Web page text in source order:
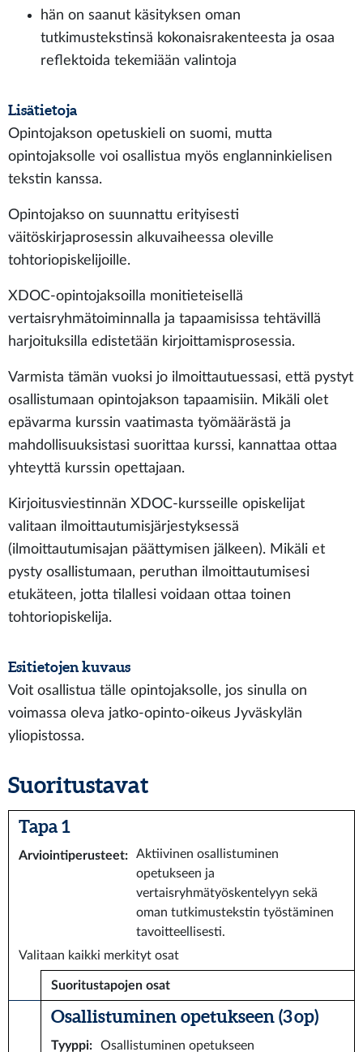
hän on saanut käsityksen oman
tutkimustekstinsä kokonaisrakenteesta ja osaa
reflektoida tekemiään valintoja
Lisätietoja
Opintojakson opetuskieli on suomi, mutta
opintojaksolle voi osallistua myös englanninkielisen
tekstin kanssa.
Opintojakso on suunnattu erityisesti
väitöskirjaprosessin alkuvaiheessa oleville
tohtoriopiskelijoille.
XDOC-opintojaksoilla monitieteisellä
vertaisryhmätoiminnalla ja tapaamisissa tehtävillä
harjoituksilla edistetään kirjoittamisprosessia.
Varmista tämän vuoksi jo ilmoittautuessasi, että pystyt
osallistumaan opintojakson tapaamisiin. Mikäli olet
epävarma kurssin vaatimasta työmäärästä ja
mahdollisuuksistasi suorittaa kurssi, kannattaa ottaa
yhteyttä kurssin opettajaan.
Kirjoitusviestinnän XDOC-kursseille opiskelijat
valitaan ilmoittautumisjärjestyksessä
(ilmoittautumisajan päättymisen jälkeen). Mikäli et
pysty osallistumaan, peruthan ilmoittautumisesi
etukäteen, jotta tilallesi voidaan ottaa toinen
tohtoriopiskelija.
Esitietojen kuvaus
Voit osallistua tälle opintojaksolle, jos sinulla on
voimassa oleva jatko-opinto-oikeus Jyväskylän
yliopistossa.
Suoritustavat
Tapa 1
Arviointiperusteet:
Aktiivinen osallistuminen
opetukseen ja
vertaisryhmätyöskentelyyn sekä
oman tutkimustekstin työstäminen
tavoitteellisesti.
Valitaan kaikki merkityt osat
Suoritustapojen osat
Osallistuminen opetukseen (3 op)
Tyyppi: Osallistuminen opetukseen